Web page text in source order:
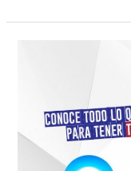
Obamacare